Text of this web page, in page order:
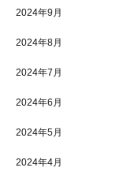
2024年9月
2024年8月
2024年7月
2024年6月
2024年5月
2024年4月